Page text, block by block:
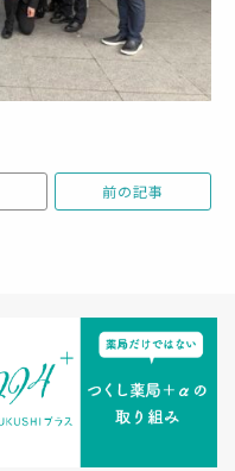
前の記事